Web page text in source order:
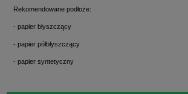
Rekomendowane podłoże:
- papier błyszczący
- papier półbłyszczący
- papier syntetyczny